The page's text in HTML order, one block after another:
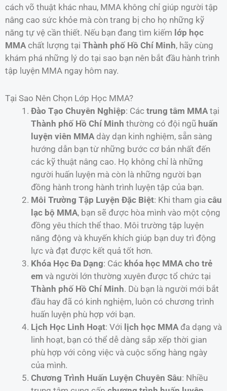
cách võ thuật khác nhau, MMA không chỉ giúp người tập
nâng cao sức khỏe mà còn trang bị cho họ những kỹ
năng tự vệ cần thiết. Nếu bạn đang tìm kiếm lớp học
MMA chất lượng tại Thành phố Hồ Chí Minh, hãy cùng
khám phá những lý do tại sao bạn nên bắt đầu hành trình
tập luyện MMA ngay hôm nay.
Tại Sao Nên Chọn Lớp Học MMA?
Đào Tạo Chuyên Nghiệp: Các trung tâm MMAtại
Thành phố Hồ Chí Minh thường có đội ngũ huấn
luyện viên MMAdày dạn kinh nghiệm, sẵn sàng
hướng dẫn bạn từ những bước cơ bản nhất đến
các kỹ thuật nâng cao. Họ không chỉ là những
người huấn luyện mà còn là những người bạn
đồng hành trong hành trình luyện tập của bạn.
Môi Trường Tập Luyện Đặc Biệt: Khi tham gia câu
lạc bộ MMA, bạn sẽ được hòa mình vào một cộng
đồng yêu thích thể thao. Môi trường tập luyện
năng động và khuyến khích giúp bạn duy trì động
lực và đạt được kết quả tốt hơn.
Khóa Học Đa Dạng: Các khóa học MMA cho trẻ
em và người lớn thường xuyên được tổ chức tại
Thành phố Hồ Chí Minh. Dù bạn là người mới bắt
đầu hay đã có kinh nghiệm, luôn có chương trình
huấn luyện phù hợp với bạn.
Lịch Học Linh Hoạt: Với lịch học MMAđa dạng và
linh hoạt, bạn có thể dễ dàng sắp xếp thời gian
phù hợp với công việc và cuộc sống hàng ngày
của mình.
Chương Trình Huấn Luyện Chuyên Sâu: Nhiều